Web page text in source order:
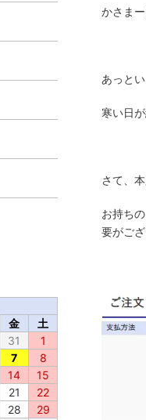
かさま
あっと
寒い日
さて、
お持ち
要がござ
金
土
31
1
7
8
14
15
21
22
28
29